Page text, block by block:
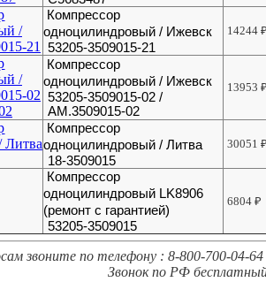
Компрессор
одноцилиндровый / Ижевск
53205-3509015-21
14244
Компрессор
одноцилиндровый / Ижевск
53205-3509015-02 /
АМ.3509015-02
13953
Компрессор
одноцилиндровый / Литва
18-3509015
30051
Компрессор
одноцилиндровый LK8906
(ремонт с гарантией)
53205-3509015
6804₽
звоните по телефону : 8-800-700-04-64
Звонок по РФ